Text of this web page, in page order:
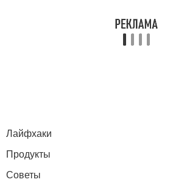
Лайфхаки
Продукты
Советы